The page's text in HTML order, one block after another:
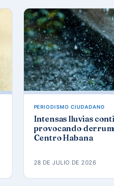
PERIODISMO CIUDADANO
Intensas lluvias
provocando
Centro Habana
28 DE JULIO DE 2026